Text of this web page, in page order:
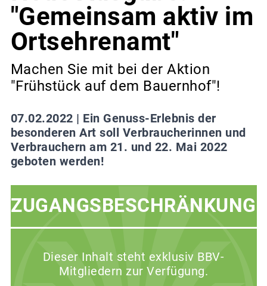
"Gemeinsam aktiv im
Ortsehrenamt"
Machen Sie mit bei der Aktion
"Frühstück auf dem Bauernhof"!
07.02.2022 | Ein Genuss-Erlebnis der
besonderen Art soll Verbraucherinnen und
Verbrauchern am 21. und 22. Mai 2022
geboten werden!
ZUGANGSBESCHRÄNKUNG
Dieser Inhalt steht exklusiv BBV-
Mitgliedern zur Verfügung.